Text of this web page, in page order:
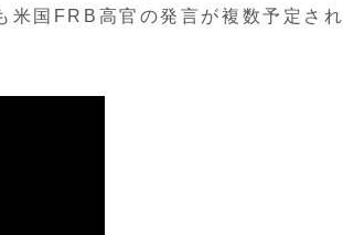
米国FRB高官の発言が複数予定され